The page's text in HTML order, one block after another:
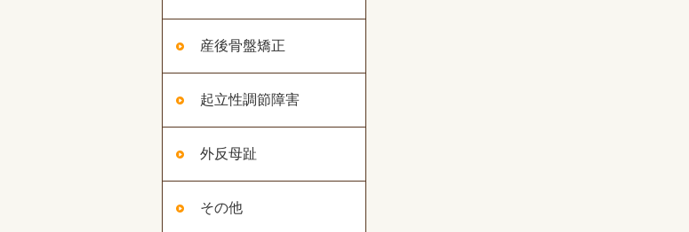
産後骨盤矯正
起立性調節障害
外反母趾
その他